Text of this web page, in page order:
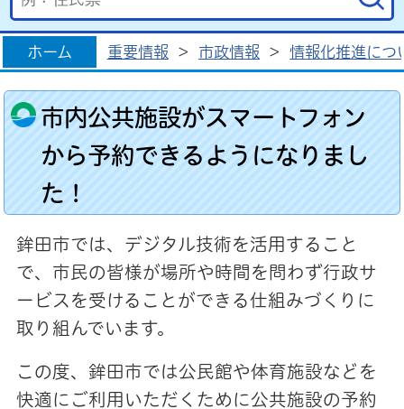
ホーム 重要情報 > 市政情報 > 情報化推進につ
市内公共施設がスマートフォン
から予約できるようになりまし
た！
鉾田市では、デジタル技術を活用すること
で、市民の皆様が場所や時間を問わず行政サ
ービスを受けることができる仕組みづくりに
取り組んでいます。
この度、鉾田市では公民館や体育施設などを
快適にご利用いただくために公共施設の予約